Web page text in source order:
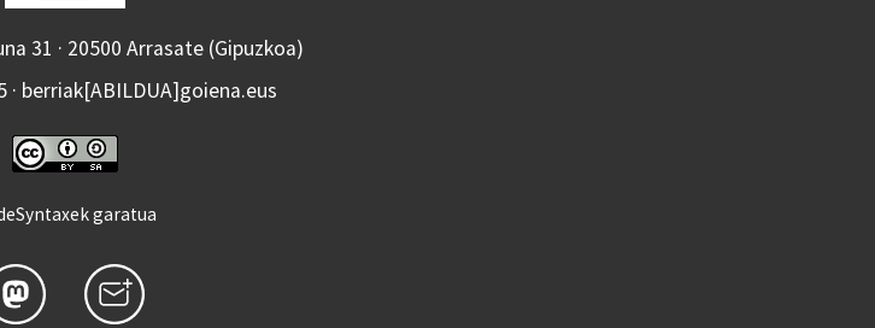
31 · 20500 Arrasate (Gipuzkoa)
· berriak[ABILDUA]goiena.eus
garatua